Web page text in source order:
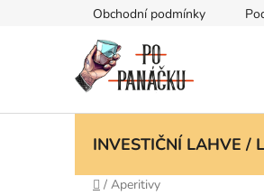
Obchodní podmínky
INVESTIČNÍ LAHVE /
Domů
/ Aperitivy